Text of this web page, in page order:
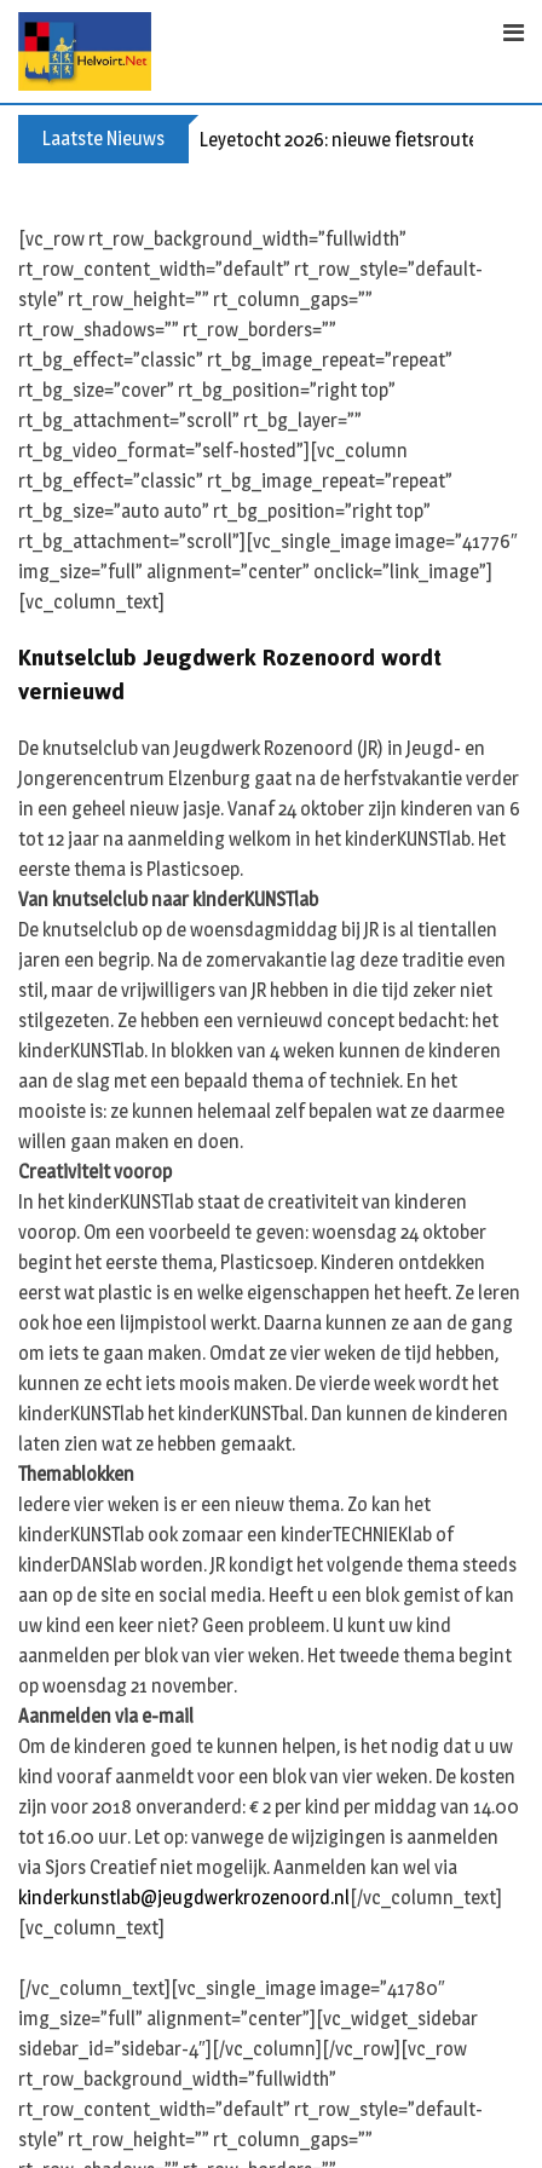
p
Laatste Nieuws Leyetocht 2026: nieuwe fietsroutes
[vc_row rt_row_background_width=”fullwidth”
rt_row_content_width=”default” rt_row_style=”default-
style” rt_row_height=”” rt_column_gaps=””
rt_row_shadows=”” rt_row_borders=””
rt_bg_effect=”classic” rt_bg_image_repeat=”repeat”
rt_bg_size=”cover” rt_bg_position=”right top”
rt_bg_attachment=”scroll” rt_bg_layer=””
rt_bg_video_format=”self-hosted”][vc_column
rt_bg_effect=”classic” rt_bg_image_repeat=”repeat”
rt_bg_size=”auto auto” rt_bg_position=”right top”
rt_bg_attachment=”scroll”][vc_single_image image=”41776″
img_size=”full” alignment=”center” onclick=”link_image”]
[vc_column_text]
Knutselclub Jeugdwerk Rozenoord wordt
vernieuwd
De knutselclub van Jeugdwerk Rozenoord (JR) in Jeugd- en
Jongerencentrum Elzenburg gaat na de herfstvakantie verder
in een geheel nieuw jasje. Vanaf 24 oktober zijn kinderen van 6
tot 12 jaar na aanmelding welkom in het kinderKUNSTlab. Het
eerste thema is Plasticsoep.
Van knutselclub naar kinderKUNSTlab
De knutselclub op de woensdagmiddag bij JR is al tientallen
jaren een begrip. Na de zomervakantie lag deze traditie even
stil, maar de vrijwilligers van JR hebben in die tijd zeker niet
stilgezeten. Ze hebben een vernieuwd concept bedacht: het
kinderKUNSTlab. In blokken van 4 weken kunnen de kinderen
aan de slag met een bepaald thema of techniek. En het
mooiste is: ze kunnen helemaal zelf bepalen wat ze daarmee
willen gaan maken en doen.
Creativiteit voorop
In het kinderKUNSTlab staat de creativiteit van kinderen
voorop. Om een voorbeeld te geven: woensdag 24 oktober
begint het eerste thema, Plasticsoep. Kinderen ontdekken
eerst wat plastic is en welke eigenschappen het heeft. Ze leren
ook hoe een lijmpistool werkt. Daarna kunnen ze aan de gang
om iets te gaan maken. Omdat ze vier weken de tijd hebben,
kunnen ze echt iets moois maken. De vierde week wordt het
kinderKUNSTlab het kinderKUNSTbal. Dan kunnen de kinderen
laten zien wat ze hebben gemaakt.
Themablokken
Iedere vier weken is er een nieuw thema. Zo kan het
kinderKUNSTlab ook zomaar een kinderTECHNIEKlab of
kinderDANSlab worden. JR kondigt het volgende thema steeds
aan op de site en social media. Heeft u een blok gemist of kan
uw kind een keer niet? Geen probleem. U kunt uw kind
aanmelden per blok van vier weken. Het tweede thema begint
op woensdag 21 november.
Aanmelden via e-mail
Om de kinderen goed te kunnen helpen, is het nodig dat u uw
kind vooraf aanmeldt voor een blok van vier weken. De kosten
zijn voor 2018 onveranderd: € 2 per kind per middag van 14.00
tot 16.00 uur. Let op: vanwege de wijzigingen is aanmelden
via Sjors Creatief niet mogelijk. Aanmelden kan wel via
kinderkunstlab@jeugdwerkrozenoord.nl [/vc_column_text]
[vc_column_text]
[/vc_column_text][vc_single_image image=”41780″
img_size=”full” alignment=”center”][vc_widget_sidebar
sidebar_id=”sidebar-4″][/vc_column][/vc_row][vc_row
rt_row_background_width=”fullwidth”
rt_row_content_width=”default” rt_row_style=”default-
style” rt_row_height=”” rt_column_gaps=””